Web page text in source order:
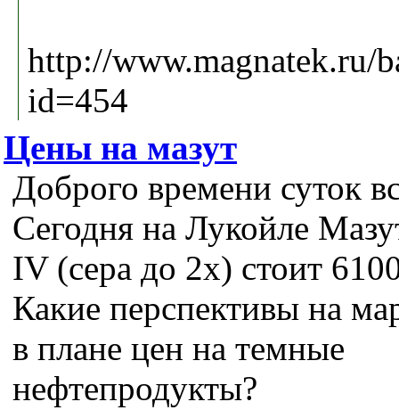
http://www.magnatek.ru/
id=454
Цены на мазут
Доброго времени суток
Сегодня на Лукойле
IV (сера до 2х) стоит
Какие перспективы на
в плане цен на темные
нефтепродукты?